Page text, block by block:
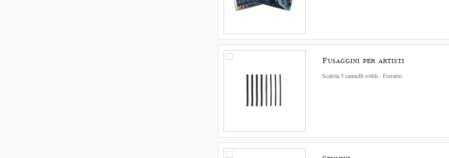
Fusaggini per artisti
Scatola 5 cannelli sottili - Ferrario.